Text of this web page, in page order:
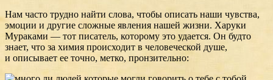
Нам часто трудно найти слова, чтобы описать наши чувства,
эмоции и другие сложные явления нашей жизни. Харуки
Мураками — тот писатель, которому это удается. Он будто
знает, что за химия происходит в человеческой душе,
и описывает ее точно, метко, пронзительно: